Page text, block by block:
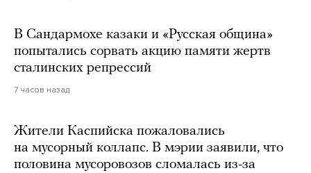
В Сандармохе казаки и «Русская община»
попытались сорвать акцию памяти жертв
сталинских репрессий
7 часов назад
Жители Каспийска пожаловались
на мусорный коллапс. В мэрии заявили, что
половина мусоровозов сломалась из-за